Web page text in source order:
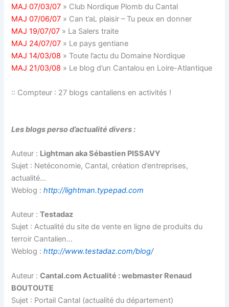
MAJ 07/03/07 » Club Nordique Plomb du Cantal
MAJ 07/06/07 » Can t’aL plaisir – Tu peux en donner
MAJ 19/07/07 » La Salers traite
MAJ 24/07/07 » Le pays gentiane
MAJ 14/03/08 » Toute l’actu du Domaine Nordique
MAJ 21/03/08 » Le blog d’un Cantalou en Loire-Atlantique
:: Compteur : 27 blogs cantaliens en activités !
Les blogs perso d’actualité divers :
Auteur : Lightman aka Sébastien PISSAVY
Sujet : Netéconomie, Cantal, création d’entreprises,
actualité…
Weblog :http://lightman.typepad.com
Auteur :Testadaz
Sujet : Actualité du site de vente en ligne de produits du
terroir Cantalien…
Weblog :http://www.testadaz.com/blog/
Auteur :Cantal.com Actualité : webmaster Renaud
BOUTOUTE
Sujet : Portail Cantal (actualité du département)